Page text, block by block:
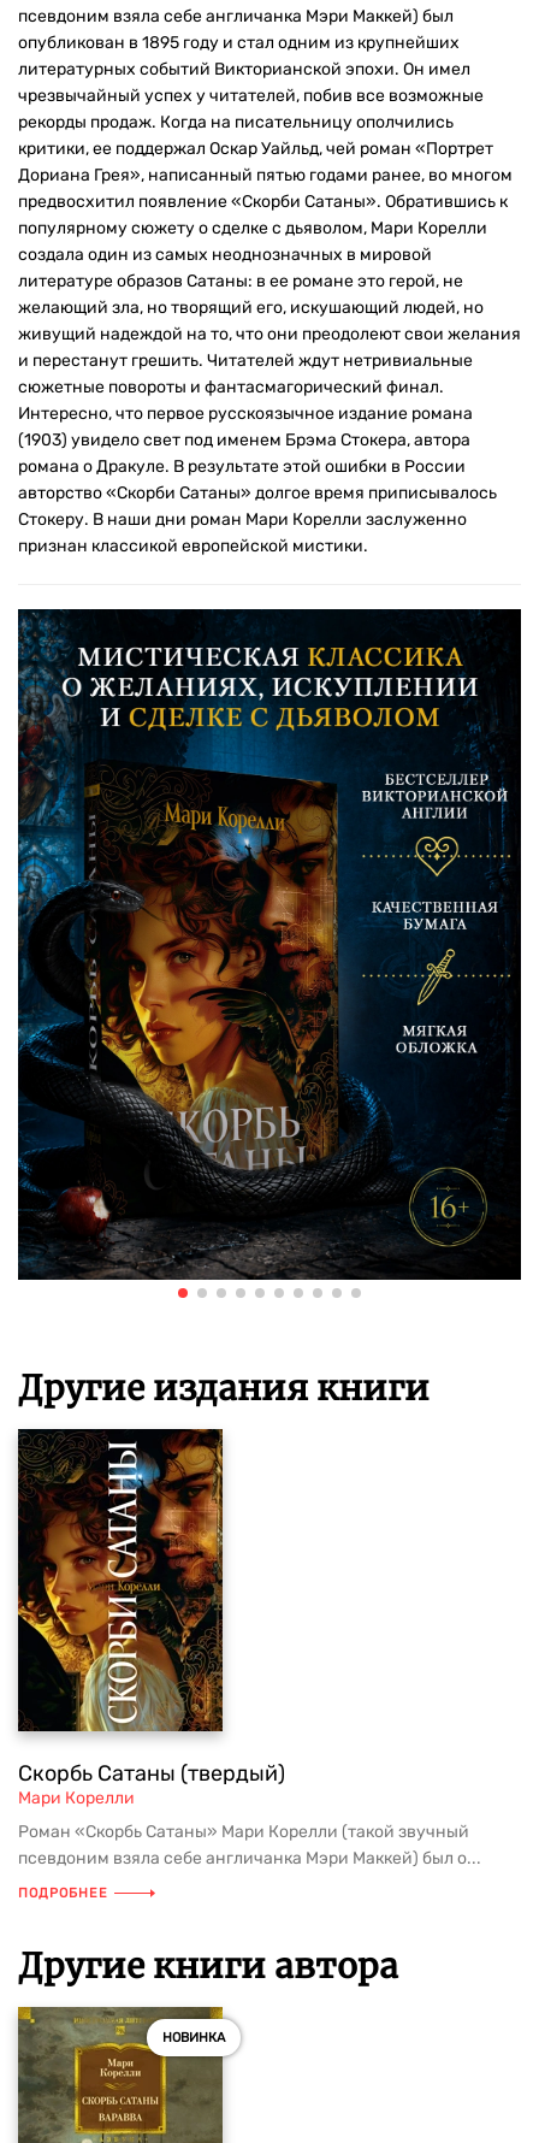
псевдоним взяла себе англичанка Мэри Маккей) был
опубликован в 1895 году и стал одним из крупнейших
литературных событий Викторианской эпохи. Он имел
чрезвычайный успех у читателей, побив все возможные
рекорды продаж. Когда на писательницу ополчились
критики, ее поддержал Оскар Уайльд, чей роман «Портрет
Дориана Грея», написанный пятью годами ранее, во многом
предвосхитил появление «Скорби Сатаны». Обратившись к
популярному сюжету о сделке с дьяволом, Мари Корелли
создала один из самых неоднозначных в мировой
литературе образов Сатаны: в ее романе это герой, не
желающий зла, но творящий его, искушающий людей, но
живущий надеждой на то, что они преодолеют свои желания
и перестанут грешить. Читателей ждут нетривиальные
сюжетные повороты и фантасмагорический финал.
Интересно, что первое русскоязычное издание романа
(1903) увидело свет под именем Брэма Стокера, автора
романа о Дракуле. В результате этой ошибки в России
авторство «Скорби Сатаны» долгое время приписывалось
Стокеру. В наши дни роман Мари Корелли заслуженно
признан классикой европейской мистики.
Другие издания книги
Скорбь Сатаны (твердый)
Мари Корелли
Роман «Скорбь Сатаны» Мари Корелли (такой звучный
псевдоним взяла себе англичанка Мэри Маккей) был о...
ПОДРОБНЕЕ
Другие книги автора
НОВИНКА